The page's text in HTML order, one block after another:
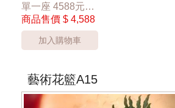
單一座 4588元
*桃園區以外酌收運費350元*
**此商品只提供桃園市內運送，部分
達**
商品售價 $ 4,588
加入購物車
藝術花籃A15